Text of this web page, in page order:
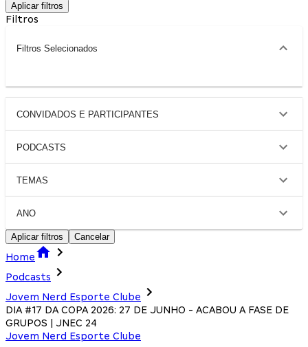
Aplicar filtros
Filtros
Filtros Selecionados
CONVIDADOS E PARTICIPANTES
PODCASTS
TEMAS
ANO
Aplicar filtros Cancelar
Home
Podcasts
Jovem Nerd Esporte Clube
DIA #17 DA COPA 2026: 27 DE JUNHO - ACABOU A FASE DE
GRUPOS | JNEC 24
Jovem Nerd Esporte Clube